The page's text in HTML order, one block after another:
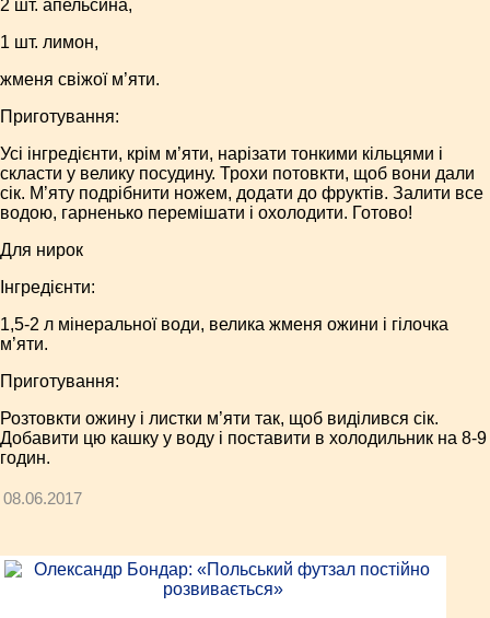
2 шт. апельсина,
1 шт. лимон,
жменя свіжої м’яти.
Приготування:
Усі інгредієнти, крім м’яти, нарізати тонкими кільцями і
скласти у велику посудину. Трохи потовкти, щоб вони дали
сік. М’яту подрібнити ножем, додати до фруктів. Залити все
водою, гарненько перемішати і охолодити. Готово!
Для нирок
Інгредієнти:
1,5-2 л мінеральної води, велика жменя ожини і гілочка
м’яти.
Приготування:
Розтовкти ожину і листки м’яти так, щоб виділився сік.
Добавити цю кашку у воду і поставити в холодильник на 8-9
годин.
08.06.2017